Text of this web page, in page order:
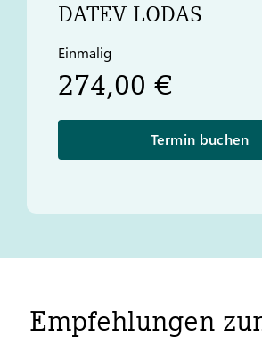
DATEV LODAS
Einmalig
274,00 €
Termin buchen
Empfehlungen